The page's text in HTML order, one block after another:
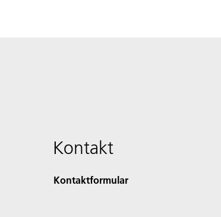
Kontakt
Kontaktformular